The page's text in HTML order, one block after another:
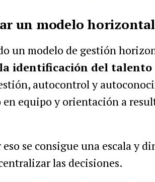
un modelo horizontal
un modelo de gestión
identificación del talento
autocontrol y
en equipo y orientación a
se consigue una escala y
las decisiones.